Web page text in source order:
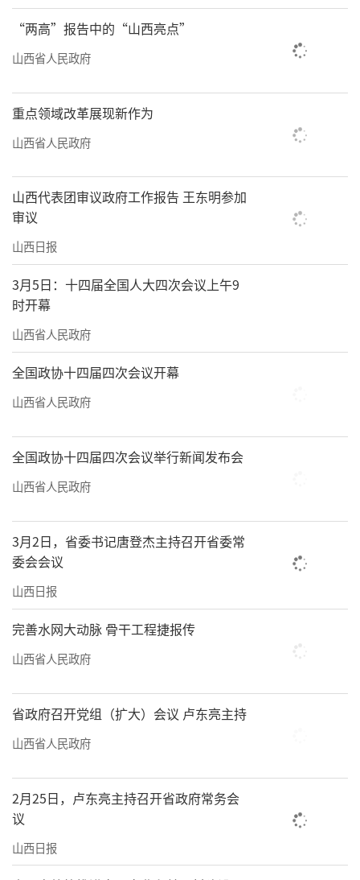
“两高”报告中的“山西亮点”
山西省人民政府
重点领域改革展现新作为
山西省人民政府
山西代表团审议政府工作报告 王东明参加
审议
山西日报
3月5日：十四届全国人大四次会议上午9
时开幕
山西省人民政府
全国政协十四届四次会议开幕
山西省人民政府
全国政协十四届四次会议举行新闻发布会
山西省人民政府
3月2日，省委书记唐登杰主持召开省委常
委会会议
山西日报
完善水网大动脉 骨干工程捷报传
山西省人民政府
省政府召开党组（扩大）会议 卢东亮主持
山西省人民政府
2月25日，卢东亮主持召开省政府常务会
议
山西日报